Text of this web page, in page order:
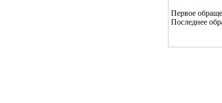
Первое
Последнее